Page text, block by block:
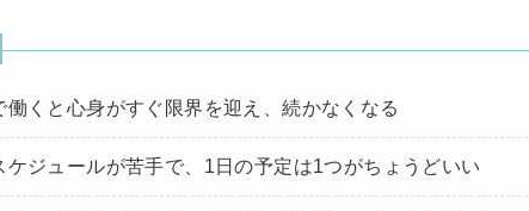
働くと心身がすぐ限界を迎え、続かなくなる
ケジュールが苦手で、1日の予定は1つがちょうどいい